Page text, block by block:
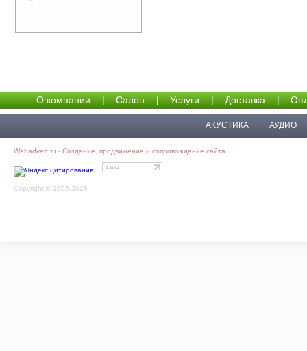
О компании | Салон | Услуги | Доставка |
АКУСТИКА АУДИО
Webadvert.ru - Создание, продвижение и сопровождение сайта
Copyright © 2005-2026